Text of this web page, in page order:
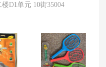
D1单元 10街35004